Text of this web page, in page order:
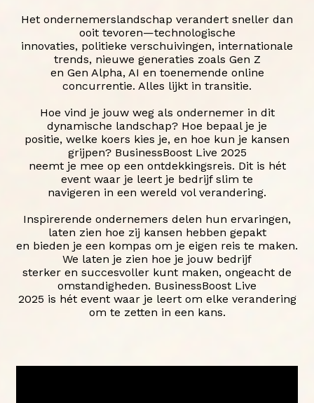
Het ondernemerslandschap verandert sneller dan
ooit tevoren—technologische
innovaties, politieke verschuivingen, internationale
trends, nieuwe generaties zoals Gen Z
en Gen Alpha, AI en toenemende online
concurrentie. Alles lijkt in transitie.
Hoe vind je jouw weg als ondernemer in dit
dynamische landschap? Hoe bepaal je je
positie, welke koers kies je, en hoe kun je kansen
grijpen? BusinessBoost Live 2025
neemt je mee op een ontdekkingsreis. Dit is hét
event waar je leert je bedrijf slim te
navigeren in een wereld vol verandering.
Inspirerende ondernemers delen hun ervaringen,
laten zien hoe zij kansen hebben gepakt
en bieden je een kompas om je eigen reis te maken.
We laten je zien hoe je jouw bedrijf
sterker en succesvoller kunt maken, ongeacht de
omstandigheden. BusinessBoost Live
2025 is hét event waar je leert om elke verandering
om te zetten in een kans.